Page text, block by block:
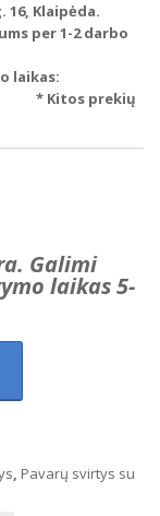
Klaipėda.
per 1-2 darbo
laikas:
* Kitos prekių
Galimi
laikas 5-
, Pavarų svirtys su